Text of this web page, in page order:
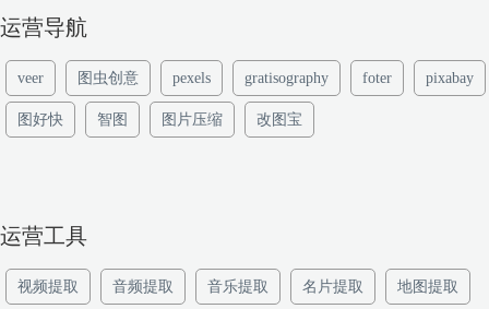
运营导航
veer 图虫创意 pexels gratisography foter pixabay
图好快 智图 图片压缩 改图宝
运营工具
视频提取 音频提取 音乐提取 名片提取 地图提取